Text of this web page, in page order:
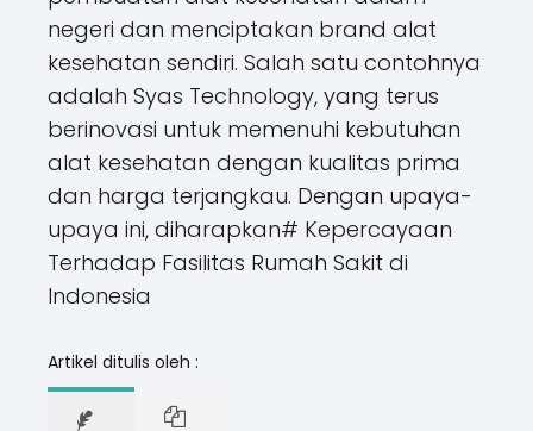
negeri dan menciptakan brand alat
kesehatan sendiri. Salah satu contohnya
adalah Syas Technology, yang terus
berinovasi untuk memenuhi kebutuhan
alat kesehatan dengan kualitas prima
dan harga terjangkau. Dengan upaya-
upaya ini, diharapkan# Kepercayaan
Terhadap Fasilitas Rumah Sakit di
Indonesia
Artikel ditulis oleh :